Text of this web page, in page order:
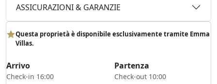
ASSICURAZIONI & GARANZIE
Questa proprietà è disponibile esclusivamente tramite Emma
Villas.
Arrivo
Check-in 16:00
Partenza
Check-out 10:00